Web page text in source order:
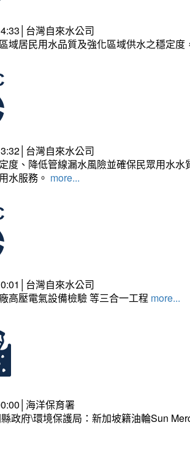
台灣自來水公司
域居民用水品質及強化區域供水之穩定
台灣自來水公司
度、降低管線漏水風險並確保民眾用水
水服務。 more...
台灣自來水公司
高壓電氣設備檢驗 等三合一工程 more...
海洋保育署
政府\環境保護局：新加坡籍油輪Sun